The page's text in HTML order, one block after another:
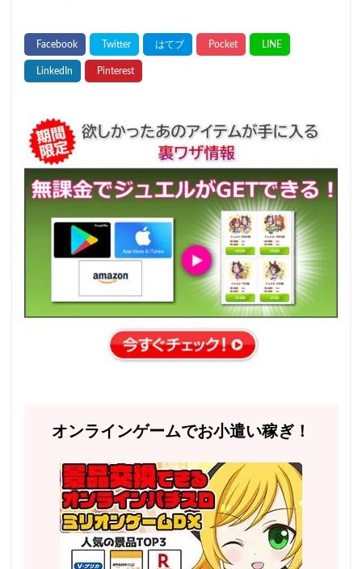
オンラインゲームでお小遣い稼ぎ！